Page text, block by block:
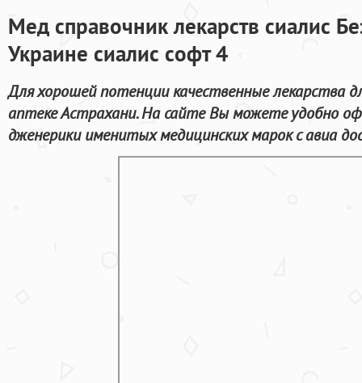
Мед справочник лекарств сиалис
Украине сиалис софт 4
Для хорошей потенции качественные лекарства
аптеке Астрахани. На сайте Вы можете удобно
дженерики именитых медицинских марок с авиа